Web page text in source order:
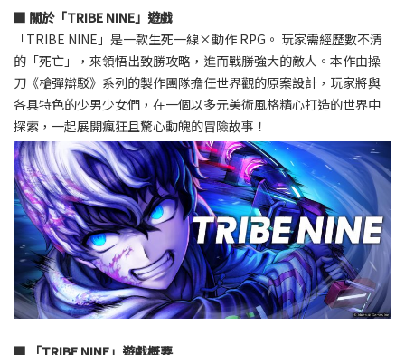
■ 關於「TRIBE NINE」遊戲
「TRIBE NINE」是一款生死一線×動作 RPG。 玩家需經歷數不清
的「死亡」，來領悟出致勝攻略，進而戰勝強大的敵人。本作由操
刀《槍彈辯駁》系列的製作團隊擔任世界觀的原案設計，玩家將與
各具特色的少男少女們，在一個以多元美術風格精心打造的世界中
探索，一起展開瘋狂且驚心動魄的冒險故事！